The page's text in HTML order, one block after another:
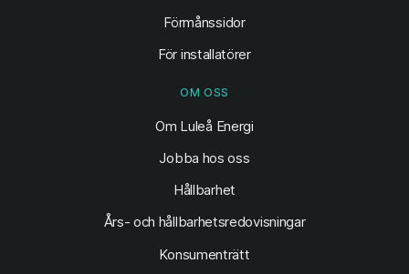
Förmånssidor
För installatörer
OM OSS
Om Luleå Energi
Jobba hos oss
Hållbarhet
Års- och hållbarhetsredovisningar
Konsumenträtt